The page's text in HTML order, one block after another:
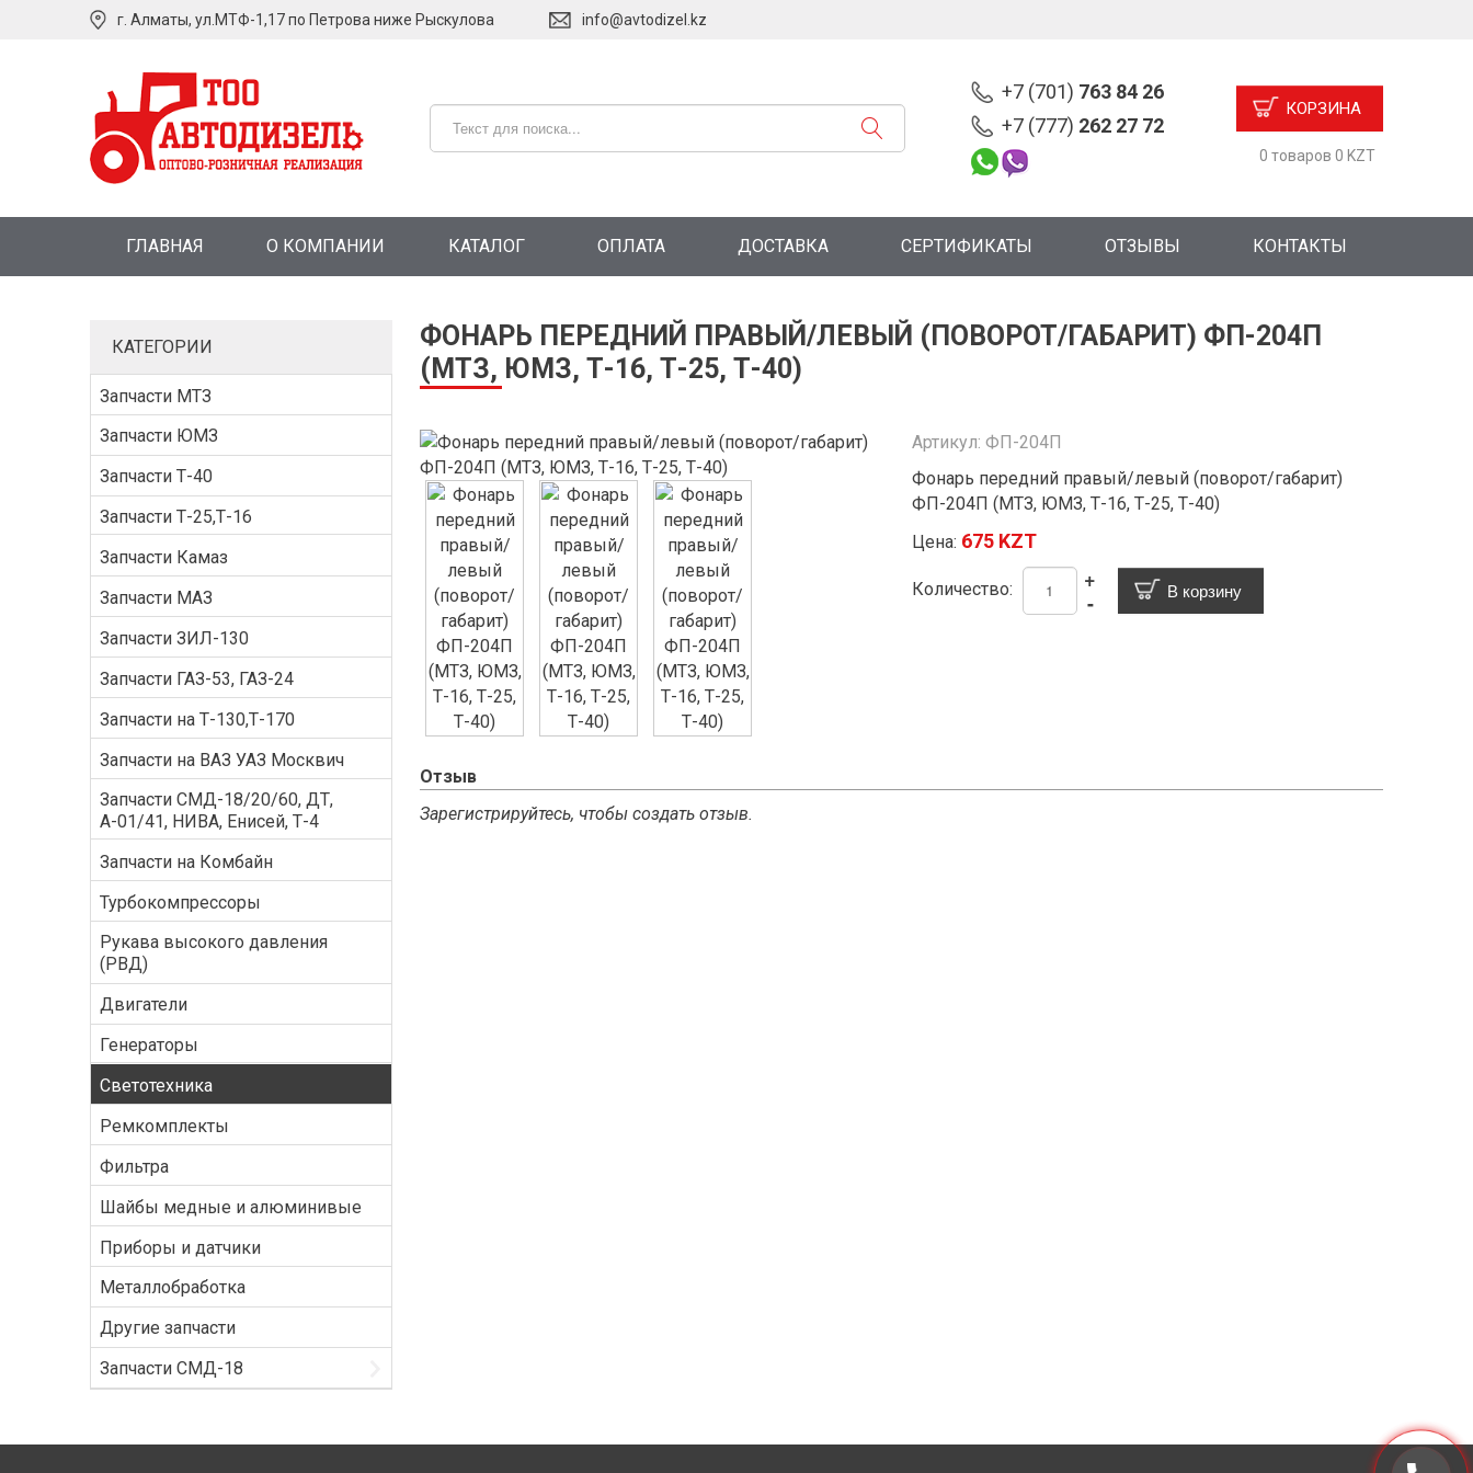
г. Алматы, ул.МТФ-1,17 по Петрова ниже Рыскулова info@avtodizel.kz
+7 (701) 763 84 26
+7 (777) 262 27 72
КОРЗИНА
0 товаров 0 KZT
ГЛАВНАЯ О КОМПАНИИ КАТАЛОГ ОПЛАТА ДОСТАВКА СЕРТИФИКАТЫ ОТЗЫВЫ КОНТАКТЫ
КАТЕГОРИИ
Запчасти МТЗ
Запчасти ЮМЗ
Запчасти Т-40
Запчасти Т-25,Т-16
Запчасти Камаз
Запчасти МАЗ
Запчасти ЗИЛ-130
Запчасти ГАЗ-53, ГАЗ-24
Запчасти на Т-130,Т-170
Запчасти на ВАЗ УАЗ Москвич
Запчасти СМД-18/20/60, ДТ,
А-01/41, НИВА, Енисей, Т-4
Запчасти на Комбайн
Турбокомпрессоры
Рукава высокого давления
(РВД)
Двигатели
Генераторы
Светотехника
Ремкомплекты
Фильтра
Шайбы медные и алюминивые
Приборы и датчики
Металлобработка
Другие запчасти
Запчасти СМД-18
ФОНАРЬ ПЕРЕДНИЙ ПРАВЫЙ/ЛЕВЫЙ (ПОВОРОТ/ГАБАРИТ) ФП-204П
(МТЗ, ЮМЗ, Т-16, Т-25, Т-40)
Артикул: ФП-204П
Фонарь передний правый/левый (поворот/габарит)
ФП-204П (МТЗ, ЮМЗ, Т-16, Т-25, Т-40)
Цена: 675 KZT
Количество: -
+
Отзыв
Зарегистрируйтесь, чтобы создать отзыв.